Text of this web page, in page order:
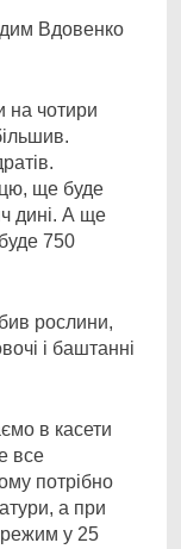
Вдовенко
на чотири
ще буде
дині. А ще
750
рослини,
і баштанні
в касети
все
потрібно
а при
у 25